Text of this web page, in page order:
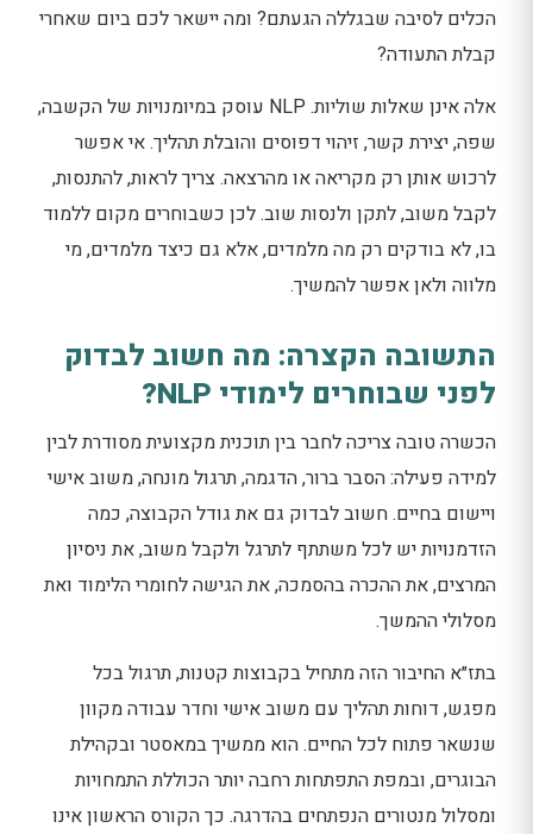
הכלים לסיבה שבגללה הגעתם? ומה יישאר לכם ביום שאחרי
קבלת התעודה?
אלה אינן שאלות שוליות. NLP עוסק במיומנויות של הקשבה,
שפה, יצירת קשר, זיהוי דפוסים והובלת תהליך. אי אפשר
לרכוש אותן רק מקריאה או מהרצאה. צריך לראות, להתנסות,
לקבל משוב, לתקן ולנסות שוב. לכן כשבוחרים מקום ללמוד
בו, לא בודקים רק מה מלמדים, אלא גם כיצד מלמדים, מי
מלווה ולאן אפשר להמשיך.
התשובה הקצרה: מה חשוב לבדוק
לפני שבוחרים לימודי NLP?
הכשרה טובה צריכה לחבר בין תוכנית מקצועית מסודרת לבין
למידה פעילה: הסבר ברור, הדגמה, תרגול מונחה, משוב אישי
ויישום בחיים. חשוב לבדוק גם את גודל הקבוצה, כמה
הזדמנויות יש לכל משתתף לתרגל ולקבל משוב, את ניסיון
המרצים, את ההכרה בהסמכה, את הגישה לחומרי הלימוד ואת
מסלולי ההמשך.
בתז״א החיבור הזה מתחיל בקבוצות קטנות, תרגול בכל
מפגש, דוחות תהליך עם משוב אישי וחדר עבודה מקוון
שנשאר פתוח לכל החיים. הוא ממשיך במאסטר ובקהילת
הבוגרים, ובמפת התפתחות רחבה יותר הכוללת התמחויות
ומסלול מנטורים הנפתחים בהדרגה. כך הקורס הראשון אינו